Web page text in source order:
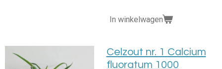
In winkelwagen
Celzout nr. 1 Calcium
fluoratum 1000